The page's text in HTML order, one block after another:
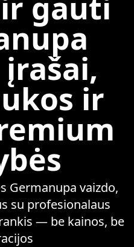
ir
Germanupa vaizdo,
su profesionalaus
— be kainos, be